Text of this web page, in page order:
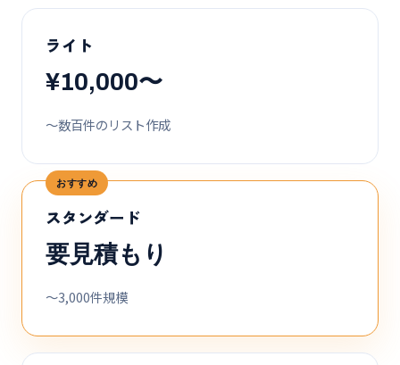
ライト
¥10,000〜
〜数百件のリスト作成
おすすめ
スタンダード
要見積もり
〜3,000件規模